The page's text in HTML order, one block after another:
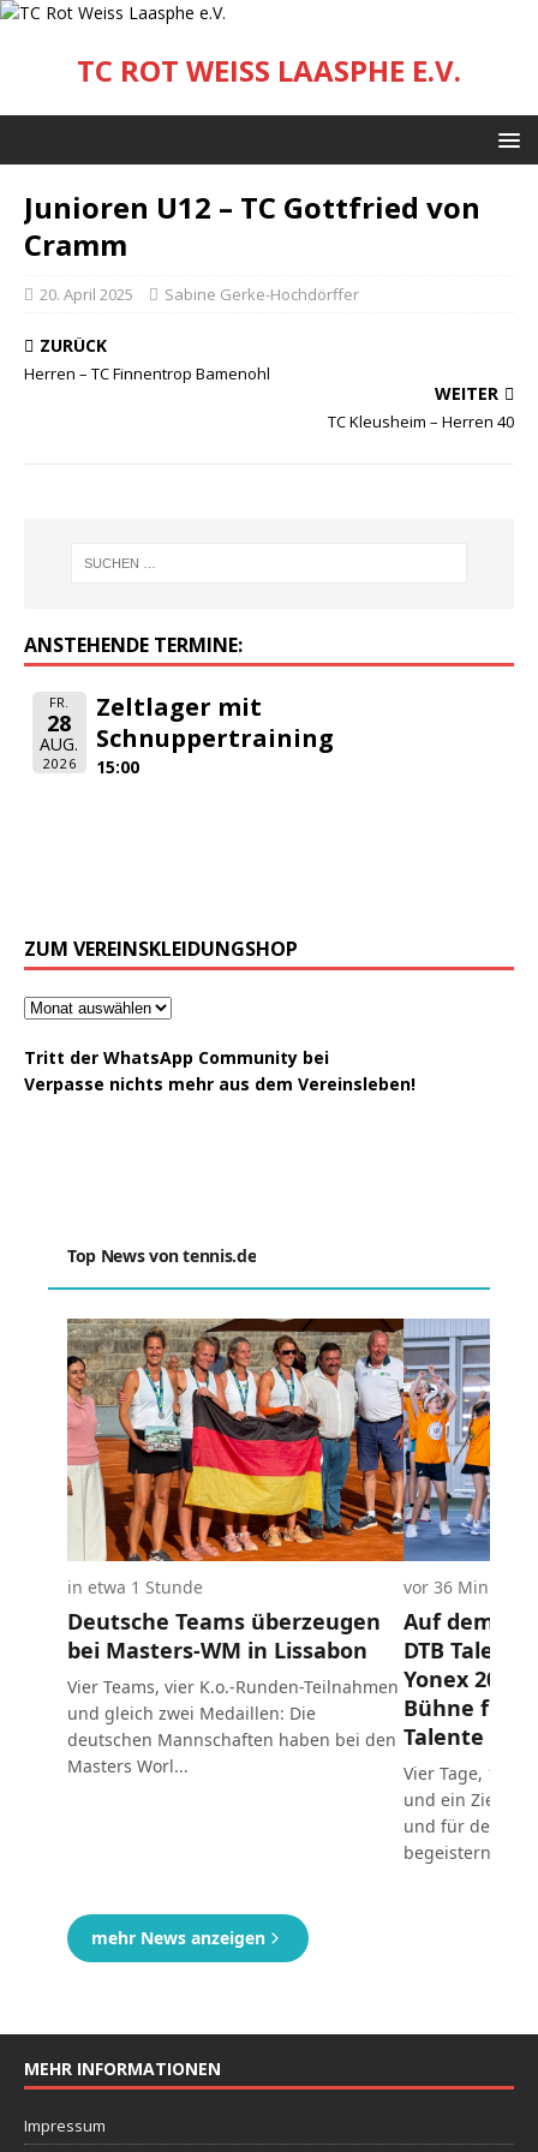
TC ROT WEISS LAASPHE E.V.
Junioren U12 – TC Gottfried von
Cramm
20. April 2025 Sabine Gerke-Hochdörffer
ZURÜCK
Herren – TC Finnentrop Bamenohl
WEITER
TC Kleusheim – Herren 40
ANSTEHENDE TERMINE:
FR.
28
AUG.
2026
Zeltlager mit
Schnuppertraining
15:00
ZUM VEREINSKLEIDUNGSHOP
Tritt der WhatsApp Community bei
Verpasse nichts mehr aus dem Vereinsleben!
MEHR INFORMATIONEN
Impressum